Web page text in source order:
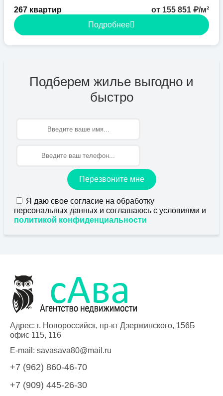
267 квартир
от 155 851 ₽/м²
Подробнее
Подберем жилье выгодно и
быстро
Перезвоните мне
Я даю свое согласие на обработку
персональных данных и соглашаюсь с условиями и
политикой конфиденциальности
Адрес: г. Новороссийск, пр-кт Дзержинского, 156Б
офис 115, 116
E-mail: savasava80@mail.ru
+7 (962) 860-46-70
+7 (909) 445-26-30